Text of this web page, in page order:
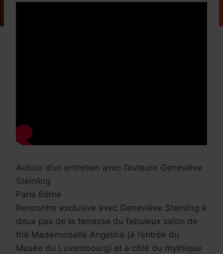
Autour d’un entretien avec l’auteure Geneviève
Steinling
Paris 6ème
Rencontre exclusive avec Geneviève Steinling à
deux pas de la terrasse du fabuleux salon de
thé Mademoiselle Angelina (à l’entrée du
Musée du Luxembourg) et à côté du mythique